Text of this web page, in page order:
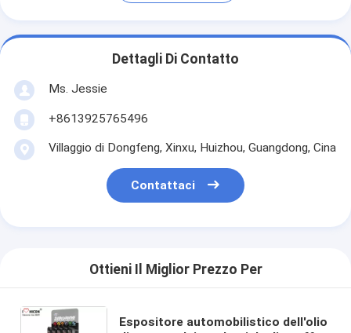
Dettagli Di Contatto
Ms. Jessie
+8613925765496
Villaggio di Dongfeng, Xinxu, Huizhou, Guangdong, Cina
Contattaci
Ottieni Il Miglior Prezzo Per
Espositore automobilistico dell'olio